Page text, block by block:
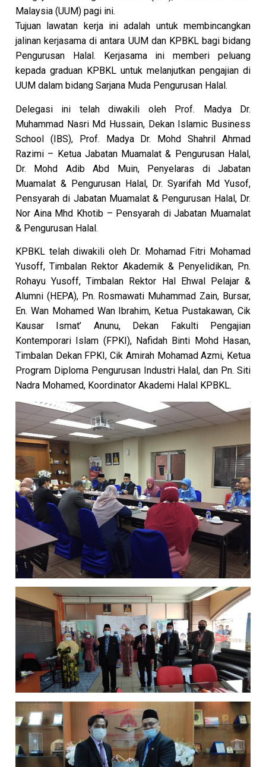
Malaysia (UUM) pagi ini.
Tujuan lawatan kerja ini adalah untuk membincangkan
jalinan kerjasama di antara UUM dan KPBKL bagi bidang
Pengurusan Halal. Kerjasama ini memberi peluang
kepada graduan KPBKL untuk melanjutkan pengajian di
UUM dalam bidang Sarjana Muda Pengurusan Halal.
Delegasi ini telah diwakili oleh Prof. Madya Dr.
Muhammad Nasri Md Hussain, Dekan Islamic Business
School (IBS), Prof. Madya Dr. Mohd Shahril Ahmad
Razimi – Ketua Jabatan Muamalat & Pengurusan Halal,
Dr. Mohd Adib Abd Muin, Penyelaras di Jabatan
Muamalat & Pengurusan Halal, Dr. Syarifah Md Yusof,
Pensyarah di Jabatan Muamalat & Pengurusan Halal, Dr.
Nor Aina Mhd Khotib – Pensyarah di Jabatan Muamalat
& Pengurusan Halal.
KPBKL telah diwakili oleh Dr. Mohamad Fitri Mohamad
Yusoff, Timbalan Rektor Akademik & Penyelidikan, Pn.
Rohayu Yusoff, Timbalan Rektor Hal Ehwal Pelajar &
Alumni (HEPA), Pn. Rosmawati Muhammad Zain, Bursar,
En. Wan Mohamed Wan Ibrahim, Ketua Pustakawan, Cik
Kausar Ismat’ Anunu, Dekan Fakulti Pengajian
Kontemporari Islam (FPKI), Nafidah Binti Mohd Hasan,
Timbalan Dekan FPKI, Cik Amirah Mohamad Azmi, Ketua
Program Diploma Pengurusan Industri Halal, dan Pn. Siti
Nadra Mohamed, Koordinator Akademi Halal KPBKL.